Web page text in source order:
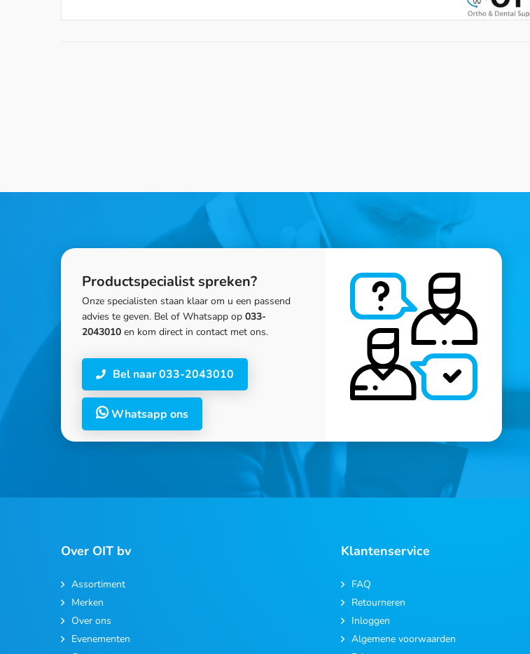
Productspecialist spreken?
Onze specialisten staan klaar om u een passend
advies te geven. Bel of Whatsapp op 033-
2043010 en kom direct in contact met ons.
Bel naar 033-2043010
Whatsapp ons
Over OIT bv
Assortiment
Merken
Over ons
Evenementen
Klantenservice
FAQ
Retourneren
Inloggen
Algemene voorwaarden